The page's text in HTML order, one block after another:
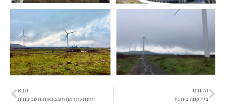
הקודם
בית קמה בית ניר
הבא
תחנת כח רמת חובב נאותות סביבתית